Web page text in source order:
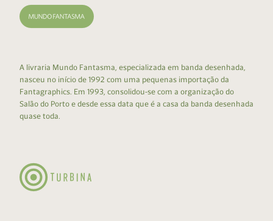
A livraria Mundo Fantasma, especializada em banda desenhada,
nasceu no início de 1992 com uma pequenas importação da
Fantagraphics. Em 1993, consolidou-se com a organização do
Salão do Porto e desde essa data que é a casa da banda desenhada
quase toda.